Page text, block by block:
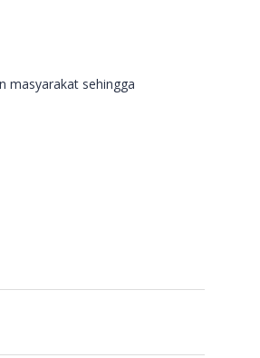
masyarakat sehingga